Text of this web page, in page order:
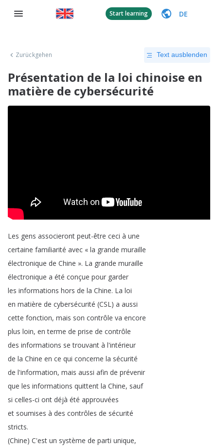
Start learning DE
Zurückgehen Text ausblenden
Présentation de la loi chinoise en
matière de cybersécurité
Les gens associeront peut-être ceci à une
certaine familiarité avec « la grande muraille
électronique de Chine ». La grande muraille
électronique a été conçue pour garder
les informations hors de la Chine. La loi
en matière de cybersécurité (CSL) a aussi
cette fonction, mais son contrôle va encore
plus loin, en terme de prise de contrôle
des informations se trouvant à l'intérieur
de la Chine en ce qui concerne la sécurité
de l'information, mais aussi afin de prévenir
que les informations quittent la Chine, sauf
si celles-ci ont déjà été approuvées
et soumises à des contrôles de sécurité
stricts.
(Chine) C'est un système de parti unique,